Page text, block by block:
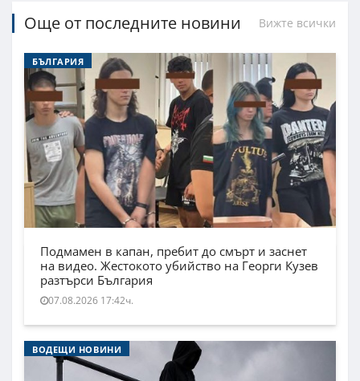
Още от последните новини Вижте всички
БЪЛГАРИЯ
Подмамен в капан, пребит до смърт и заснет
на видео. Жестокото убийство на Георги Кузев
разтърси България
07.08.2026 17:42ч.
ВОДЕЩИ НОВИНИ